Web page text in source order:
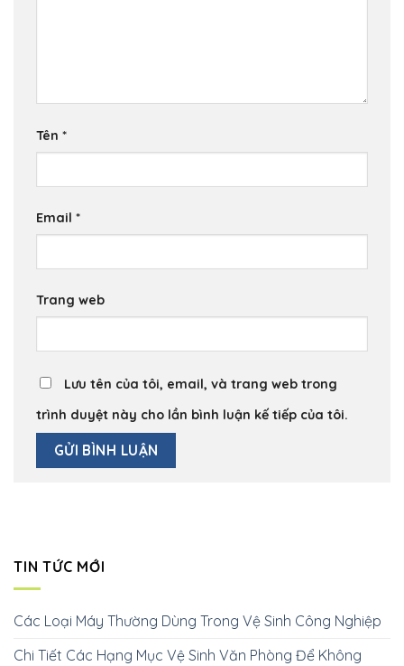
Tên *
Email *
Trang web
Lưu tên của tôi, email, và trang web trong
trình duyệt này cho lần bình luận kế tiếp của tôi.
TIN TỨC MỚI
Các Loại Máy Thường Dùng Trong Vệ Sinh Công Nghiệp
Chi Tiết Các Hạng Mục Vệ Sinh Văn Phòng Để Không